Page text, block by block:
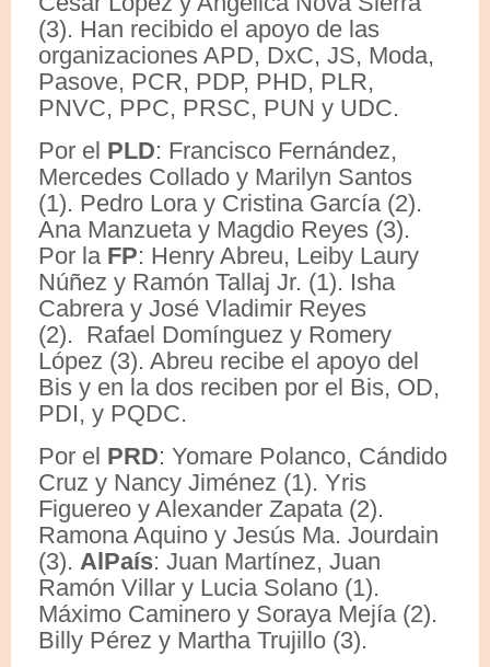
(3). Han recibido el apoyo de las
organizaciones APD, DxC, JS, Moda,
Pasove, PCR, PDP, PHD, PLR,
PNVC, PPC, PRSC, PUN y UDC.
Por el PLD: Francisco Fernández,
Mercedes Collado y Marilyn Santos
(1). Pedro Lora y Cristina García (2).
Ana Manzueta y Magdio Reyes (3).
Por la FP: Henry Abreu, Leiby Laury
Núñez y Ramón Tallaj Jr. (1). Isha
Cabrera y José Vladimir Reyes
(2). Rafael Domínguez y Romery
López (3). Abreu recibe el apoyo del
Bis y en la dos reciben por el Bis, OD,
PDI, y PQDC.
Por el PRD: Yomare Polanco, Cándido
Cruz y Nancy Jiménez (1). Yris
Figuereo y Alexander Zapata (2).
Ramona Aquino y Jesús Ma. Jourdain
(3). AlPaís: Juan Martínez, Juan
Ramón Villar y Lucia Solano (1).
Máximo Caminero y Soraya Mejía (2).
Billy Pérez y Martha Trujillo (3).